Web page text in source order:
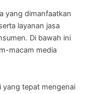
yang dimanfaatkan
layanan jasa
Di bawah ini
macam media
yang tepat mengenai